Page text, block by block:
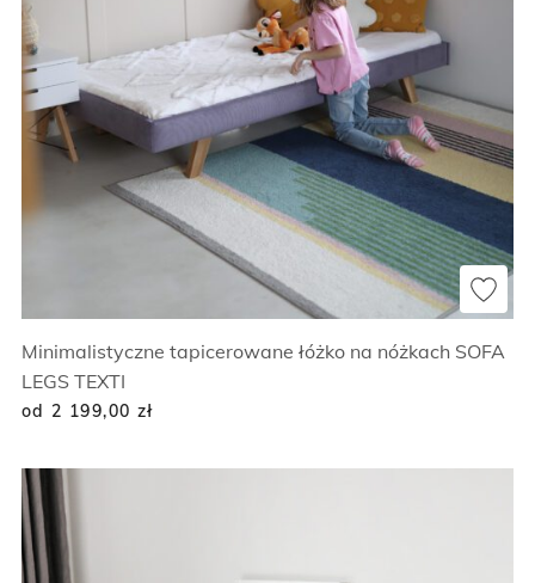
Minimalistyczne tapicerowane łóżko na nóżkach SOFA
LEGS TEXTI
od 2 199,00 zł